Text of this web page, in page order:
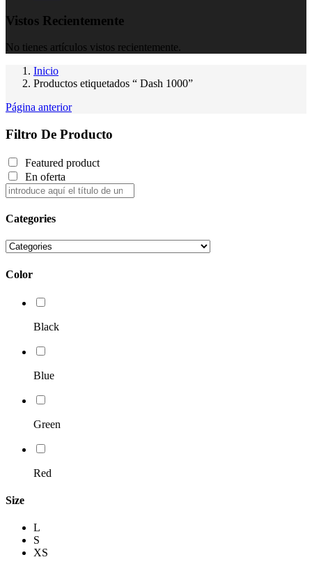
Vistos Recientemente
No tienes artículos vistos recientemente.
Inicio
Productos etiquetados “ Dash 1000”
Página anterior
Filtro De Producto
Featured product
En oferta
Categories
Color
Black
Blue
Green
Red
Size
L
S
XS